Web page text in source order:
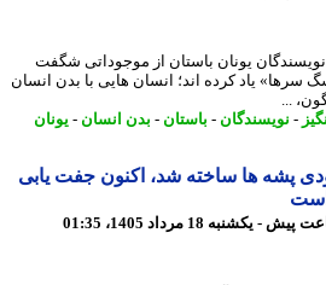
یونان باستان از موجوداتی شگفت
یاد کرده اند؛ انسان هایی با بدن انسان
...
-نویسندگان-باستان-بدن انسان-یونان
ها ساخته شد، اکنون جفت یابی